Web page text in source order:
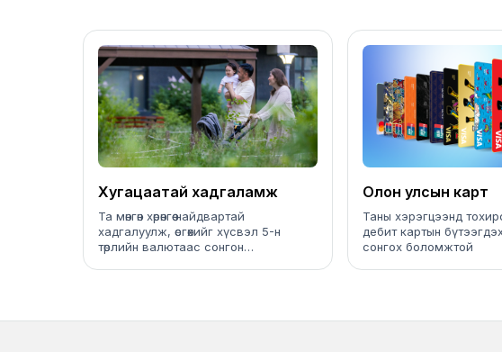
Хугацаатай хадгаламж
Та мөнгөн хөрөнгөө найдвартай
хадгалуулж, өсгөхийг хүсвэл 5-н
төрлийн валютаас сонгон
Олон улсын карт
Таны хэрэгцээнд
дебит картын
сонгох боломжтой